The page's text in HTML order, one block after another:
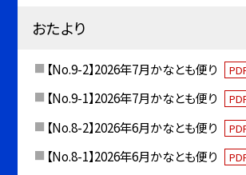
おたより
【No.9-2】2026年7月かなとも便り
【No.9-1】2026年7月かなとも便り
【No.8-2】2026年6月かなとも便り
【No.8-1】2026年6月かなとも便り